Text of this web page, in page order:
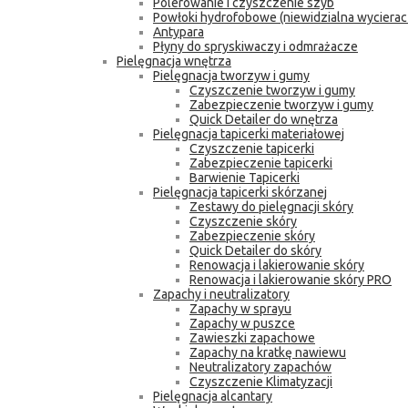
Powłoki hydrofobowe (niewidzialna
Antypara
Płyny do spryskiwaczy i odmrażacze
Pielęgnacja wnętrza
Pielęgnacja tworzyw i gumy
Czyszczenie tworzyw i gumy
Zabezpieczenie tworzyw i gumy
Quick Detailer do wnętrza
Pielęgnacja tapicerki materiałowej
Czyszczenie tapicerki
Zabezpieczenie tapicerki
Barwienie Tapicerki
Pielęgnacja tapicerki skórzanej
Zestawy do pielęgnacji skóry
Czyszczenie skóry
Zabezpieczenie skóry
Quick Detailer do skóry
Renowacja i lakierowanie skóry
Renowacja i lakierowanie skóry PRO
Zapachy i neutralizatory
Zapachy w sprayu
Zapachy w puszce
Zawieszki zapachowe
Zapachy na kratkę nawiewu
Neutralizatory zapachów
Czyszczenie Klimatyzacji
Pielęgnacja alcantary